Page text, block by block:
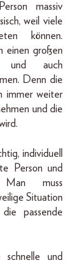
massiv
weil viele
können.
einen großen
und auch
Denn die
immer weiter
und die
individuell
Person und
muss
Situation
passende
schnelle und